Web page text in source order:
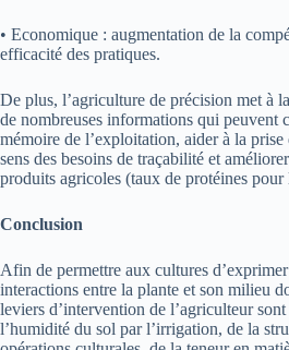
• Economique : augmentation de la
efficacité des pratiques.
De plus, l’agriculture de précision met à
de nombreuses informations qui peuvent
mémoire de l’exploitation, aider à la
sens des besoins de traçabilité et
produits agricoles (taux de protéines pour
Conclusion
Afin de permettre aux cultures
interactions entre la plante et son milieu
leviers d’intervention de l’agriculteur
l’humidité du sol par l’irrigation, de la